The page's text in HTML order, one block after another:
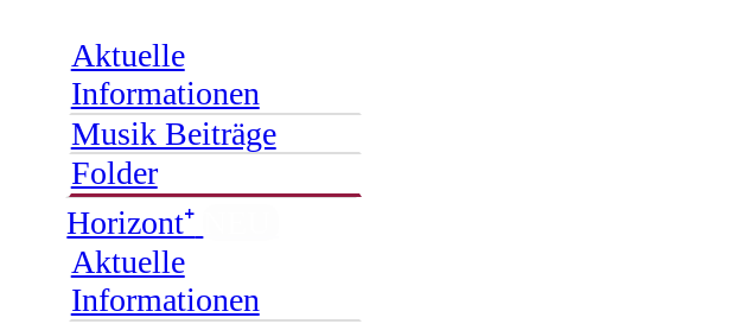
Aktuelle
Informationen
Musik Beiträge
Folder
Horizont⁺
Aktuelle
Informationen